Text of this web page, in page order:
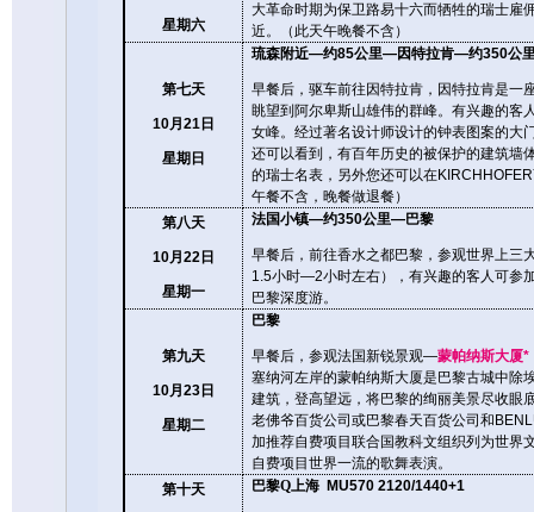
星期六
大革命时期为保卫路易十六而牺牲的瑞士雇
近。（此天午晚餐不含）
第七天
10月 21日
星期日
琉森附近—约85公里—因特拉肯—约350公
早餐后，驱车前往因特拉肯， 因特拉肯是一
眺望到阿尔卑斯山雄伟的群峰。有兴趣的客
女峰。 经过著名设计师设计的钟表图案的大
还可以看到，有百年历史的被保护的建筑墙
的瑞士名表，另外您还可以在KIRCHHOFER
午餐不含，晚餐做退餐）
第八天
10月 22日
星期一
法国小镇—约350公里—巴黎
早餐后，前往香水之都巴黎，参观世界上三
1.5小时—2小时左右），有兴趣的客人可参
巴黎深度游。
第九天
10月 23日
星期二
巴黎
早餐后，参观法国新锐景观—蒙帕纳斯大厦*
塞纳河左岸的蒙帕纳斯大厦是巴黎古城中除
建筑，登高望远，将巴黎的绚丽美景尽收眼
老佛爷百货公司或巴黎春天百货公司和
加推荐自费项目联合国教科文组织列为世界
自费项目世界一流的歌舞表演。
第十天
巴黎Q上海 MU570 2120/1440+1